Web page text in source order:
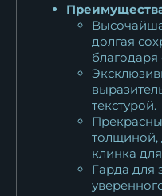
долгая
благодаря
текстурой.
клинка
Гарда для